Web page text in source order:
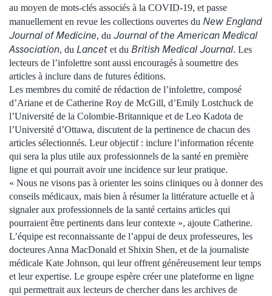
au moyen de mots-clés associés à la COVID-19, et passe
manuellement en revue les collections ouvertes du New England
Journal of Medicine, du Journal of the American Medical
Association, du Lancet et du British Medical Journal. Les
lecteurs de l’infolettre sont aussi encouragés à soumettre des
articles à inclure dans de futures éditions.
Les membres du comité de rédaction de l’infolettre, composé
d’Ariane et de Catherine Roy de McGill, d’Emily Lostchuck de
l’Université de la Colombie-Britannique et de Leo Kadota de
l’Université d’Ottawa, discutent de la pertinence de chacun des
articles sélectionnés. Leur objectif : inclure l’information récente
qui sera la plus utile aux professionnels de la santé en première
ligne et qui pourrait avoir une incidence sur leur pratique.
« Nous ne visons pas à orienter les soins cliniques ou à donner des
conseils médicaux, mais bien à résumer la littérature actuelle et à
signaler aux professionnels de la santé certains articles qui
pourraient être pertinents dans leur contexte », ajoute Catherine.
L’équipe est reconnaissante de l’appui de deux professeures, les
docteures Anna MacDonald et Shixin Shen, et de la journaliste
médicale Kate Johnson, qui leur offrent généreusement leur temps
et leur expertise. Le groupe espère créer une plateforme en ligne
qui permettrait aux lecteurs de chercher dans les archives de